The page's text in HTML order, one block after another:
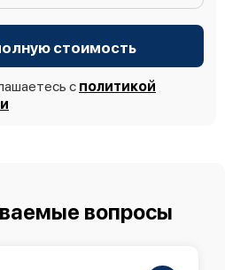
стоимость
с политикой
вопросы